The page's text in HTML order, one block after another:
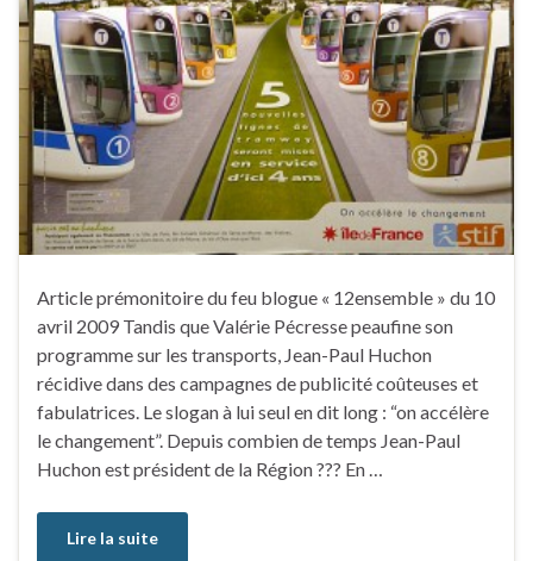
Article prémonitoire du feu blogue « 12ensemble » du 10
avril 2009 Tandis que Valérie Pécresse peaufine son
programme sur les transports, Jean-Paul Huchon
récidive dans des campagnes de publicité coûteuses et
fabulatrices. Le slogan à lui seul en dit long : “on accélère
le changement”. Depuis combien de temps Jean-Paul
Huchon est président de la Région ??? En …
Lire la suite